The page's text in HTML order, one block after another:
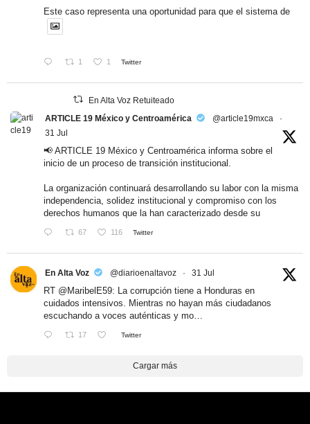
Este caso representa una oportunidad para que el sistema de
1 1 Twitter
En Alta Voz Retuiteado
ARTICLE 19 México y Centroamérica
@article19mxca
·
31 Jul
📢 ARTICLE 19 México y Centroamérica informa sobre el
inicio de un proceso de transición institucional.
La organización continuará desarrollando su labor con la misma
independencia, solidez institucional y compromiso con los
derechos humanos que la han caracterizado desde su
67 116 Twitter
En Alta Voz @diarioenaltavoz · 31 Jul
RT @MaribelE59: La corrupción tiene a Honduras en
cuidados intensivos. Mientras no hayan más ciudadanos
escuchando a voces auténticas y mo…
17 Twitter
Cargar más